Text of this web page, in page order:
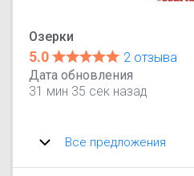
Озерки
5.0
2 отзыва
Дата обновления
31 мин 35 сек назад
Все предложения